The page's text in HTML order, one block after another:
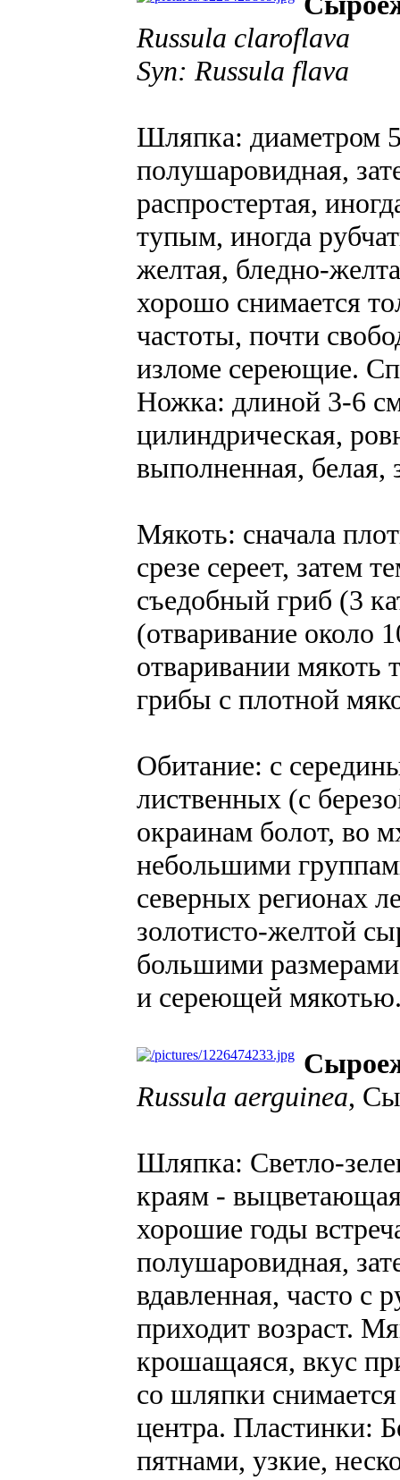
Russula claroflava
Syn: Russula flava
Шляпка: диаметром
полушаровидная,
распростертая,
тупым, иногда
желтая, бледно-
хорошо снимается
частоты, почти
изломе сереющие.
Ножка: длиной 3-6
цилиндрическая,
выполненная, белая,
Мякоть: сначала
срезе сереет, затем
съедобный гриб (3
(отваривание около
отваривании мякоть
грибы с плотной
Обитание: с
лиственных (с
окраинам болот, во
небольшими
северных регионах
золотисто-желтой
большими
и сереющей
Russula aerguinea,
Шляпка: Светло-
краям -
хорошие годы
полушаровидная,
вдавленная, часто с
приходит возраст.
крошащаяся, вкус
со шляпки
центра. Пластинки:
пятнами, узкие,